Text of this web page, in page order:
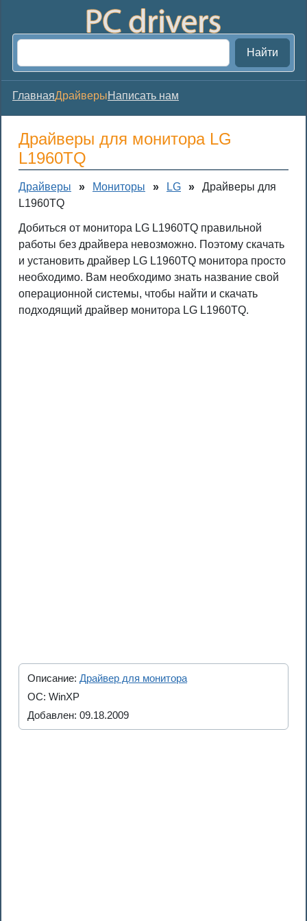
Найти
ГлавнаяДрайверыНаписать нам
Драйверы для монитора LG
L1960TQ
Драйверы » Мониторы » LG »
Драйверы для
L1960TQ
Добиться от монитора LG L1960TQ правильной
работы без драйвера невозможно. Поэтому скачать
и установить драйвер LG L1960TQ монитора просто
необходимо. Вам необходимо знать название свой
операционной системы, чтобы найти и скачать
подходящий драйвер монитора LG L1960TQ.
Описание: Драйвер для монитора
ОС: WinXP
Добавлен: 09.18.2009